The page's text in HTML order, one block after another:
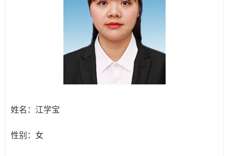
姓名： 江学宝
性别： 女